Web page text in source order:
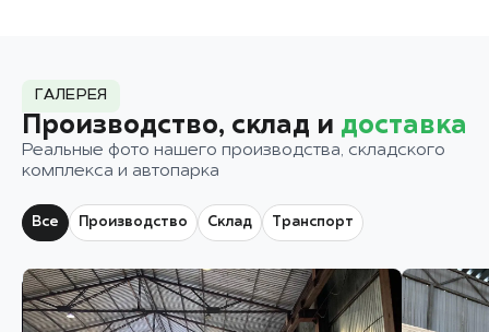
ГАЛЕРЕЯ
Производство, склад и доставка
Реальные фото нашего производства, складского
комплекса и автопарка
Все Производство Склад Транспорт